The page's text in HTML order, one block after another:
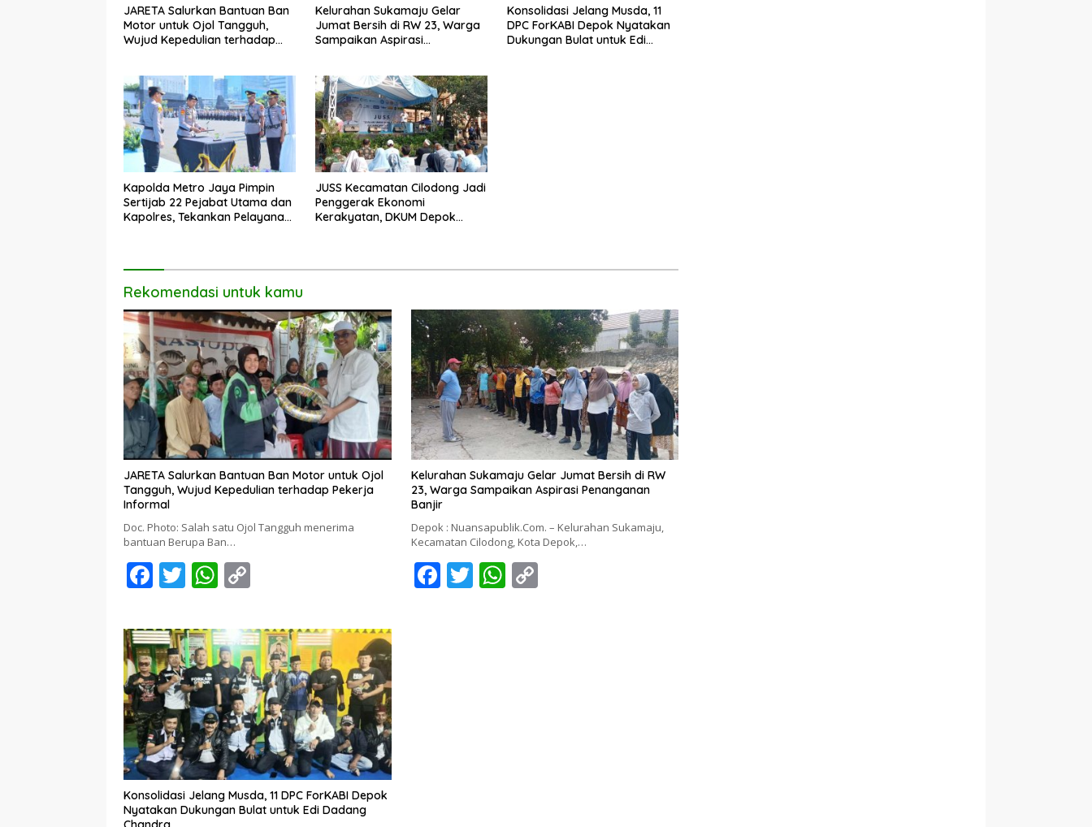
JARETA Salurkan Bantuan Ban
Motor untuk Ojol Tangguh,
Wujud Kepedulian terhadap
Kelurahan Sukamaju Gelar
Jumat Bersih di RW 23, Warga
Sampaikan Aspirasi
Konsolidasi Jelang Musda, 11
DPC ForKABI Depok Nyatakan
Dukungan Bulat untuk Edi
Kapolda Metro Jaya Pimpin
Sertijab 22 Pejabat Utama dan
Kapolres, Tekankan Pelayanan
JUSS Kecamatan Cilodong Jadi
Penggerak Ekonomi
Kerakyatan, DKUM Depok
Rekomendasi untuk kamu
JARETA Salurkan Bantuan Ban Motor untuk Ojol
Tangguh, Wujud Kepedulian terhadap Pekerja
Informal
Doc. Photo: Salah satu Ojol Tangguh menerima
bantuan Berupa Ban…
F
e
b
o
o
k
T
itt
er
W
at
s
A
p
p
p
y
Li
n
k
Kelurahan Sukamaju Gelar Jumat Bersih di RW
23, Warga Sampaikan Aspirasi Penanganan
Banjir
Depok : Nuansapublik.Com. – Kelurahan Sukamaju,
Kecamatan Cilodong, Kota Depok,…
F T W C
Konsolidasi Jelang Musda, 11 DPC ForKABI Depok
Nyatakan Dukungan Bulat untuk Edi Dadang